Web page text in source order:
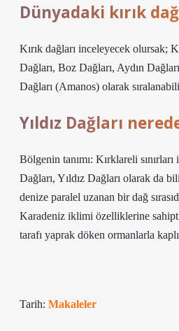
Dünyadaki kırık
Kırık dağları inceleyecek olursak;
Dağları, Boz Dağları, Aydın
Dağları (Amanos) olarak
Yıldız Dağları
Bölgenin tanımı: Kırklareli
Dağları, Yıldız Dağları olarak da
denize paralel uzanan bir dağ
Karadeniz iklimi özelliklerine
tarafı yaprak döken ormanlarla
Tarih: Makaleler